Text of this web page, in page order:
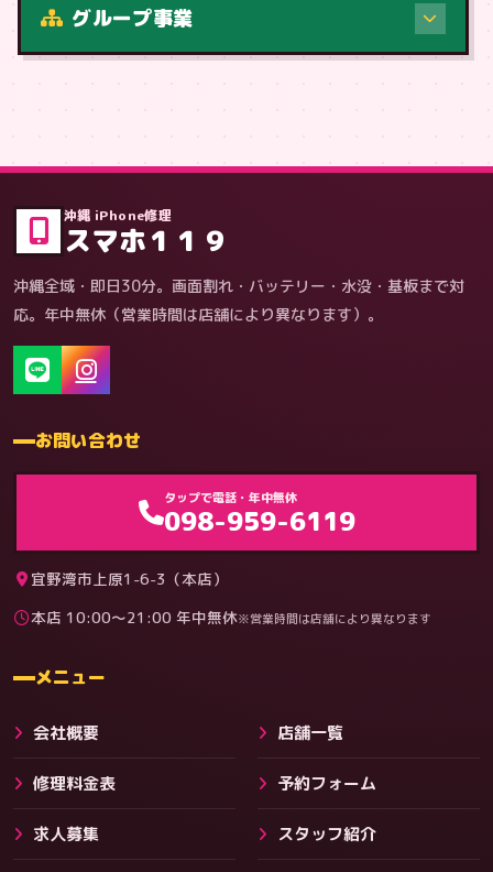
症状・内容から
料金
グループ事業
沖縄 iPhone修理
スマホ１１９
沖縄全域・即日30分。画面割れ・バッテリー・水没・基板まで対
応。年中無休（営業時間は店舗により異なります）。
お問い合わせ
タップで電話・年中無休
098-959-6119
宜野湾市上原1-6-3（本店）
本店 10:00〜21:00 年中無休※営業時間は店舗により異なります
メニュー
会社概要 店舗一覧
修理料金表 予約フォーム
求人募集 スタッフ紹介